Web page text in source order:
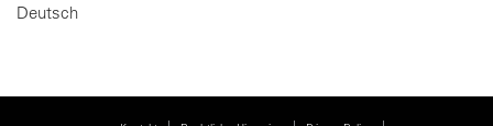
Deutsch